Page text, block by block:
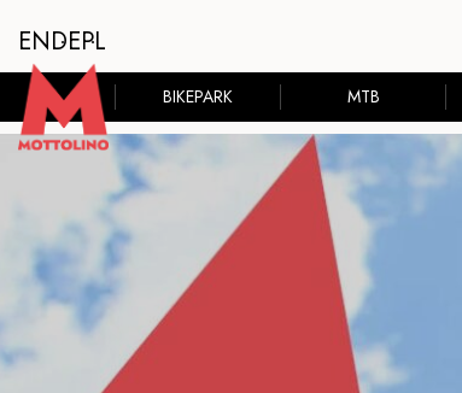
ENDEPL
BIKEPARK MTB